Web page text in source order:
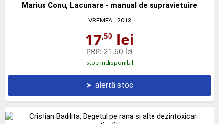
Marius Conu, Lacunare - manual de supravietuire
VREMEA- 2013
17,50 lei
PRP: 21,60 lei
stoc indisponibil
➤ alertă stoc